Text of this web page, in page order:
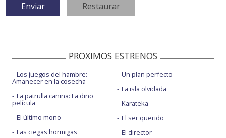
PROXIMOS ESTRENOS
Los juegos del hambre:
Amanecer en la cosecha
La patrulla canina: La dino
película
El último mono
Las ciegas hormigas
Un plan perfecto
La isla olvidada
Karateka
El ser querido
El director